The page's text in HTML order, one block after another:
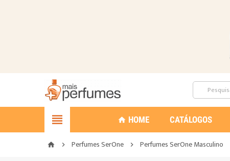
 home HOME CATÁLOGOS
home  Perfumes SerOne  Perfumes SerOne Masculino